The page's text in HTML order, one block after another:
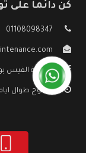
كن دائما على
01108098347
صفحة الفيس
مفتوح طوال